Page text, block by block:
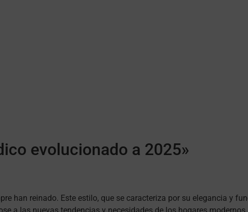
evolucionado a 2025»
han reinado. Este estilo, que se caracteriza por su elegancia y